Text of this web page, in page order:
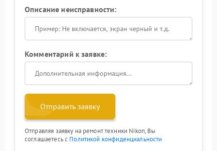
Описание неисправности:
Комментарий к заявке:
Отправить заявку
Отправляя заявку на ремонт техники Nikon, Вы
соглашаетесь с Политикой конфиденциальности